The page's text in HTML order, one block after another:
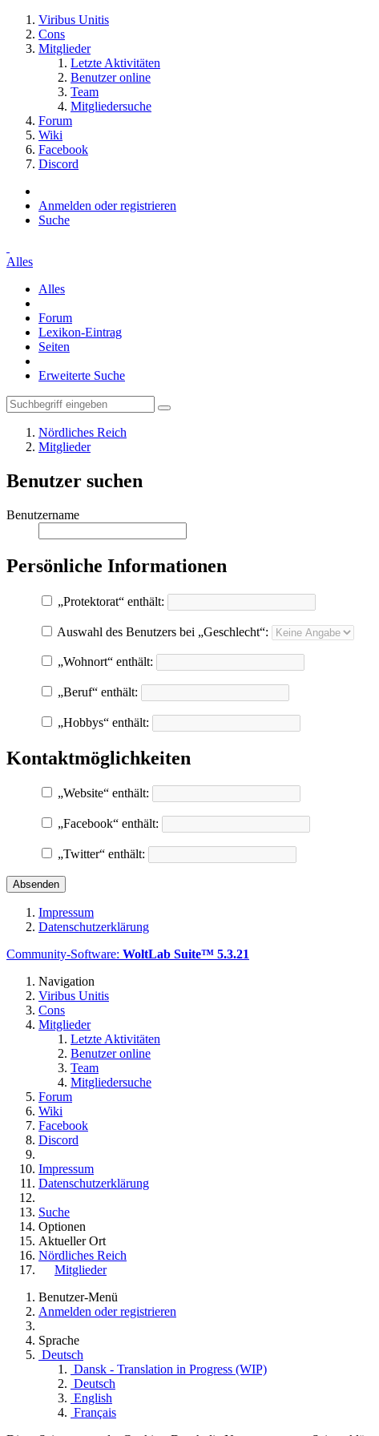
Viribus Unitis
Cons
Mitglieder
Letzte Aktivitäten
Benutzer online
Team
Mitgliedersuche
Forum
Wiki
Facebook
Discord
Anmelden oder registrieren
Suche
Alles
Alles
Forum
Lexikon-Eintrag
Seiten
Erweiterte Suche
Nördliches Reich
Mitglieder
Benutzer suchen
Benutzername
Persönliche Informationen
„Protektorat“ enthält:
Auswahl des Benutzers bei „Geschlecht“:
„Wohnort“ enthält:
„Beruf“ enthält:
„Hobbys“ enthält:
Kontaktmöglichkeiten
„Website“ enthält:
„Facebook“ enthält:
„Twitter“ enthält:
Impressum
Datenschutzerklärung
Community-Software: WoltLab Suite™ 5.3.21
Navigation
Viribus Unitis
Cons
Mitglieder
Letzte Aktivitäten
Benutzer online
Team
Mitgliedersuche
Forum
Wiki
Facebook
Discord
Impressum
Datenschutzerklärung
Suche
Optionen
Aktueller Ort
Nördliches Reich
Mitglieder
Benutzer-Menü
Anmelden oder registrieren
Sprache
Deutsch
Dansk - Translation in Progress (WIP)
Deutsch
English
Français